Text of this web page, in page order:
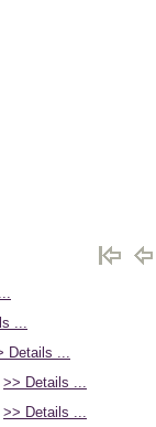
...
Details ...
>> Details ...
>> Details ...